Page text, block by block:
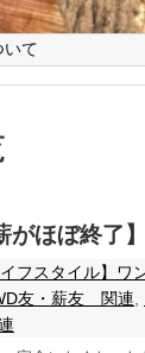
いて
がほぼ終了
イフスタイル】ワ
友・薪友 関連